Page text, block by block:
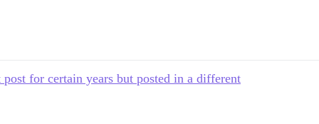
for certain years but posted in a different